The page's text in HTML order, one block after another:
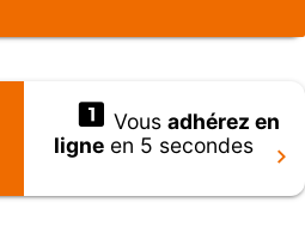
Vousadhérez en
ligneen 5 secondes